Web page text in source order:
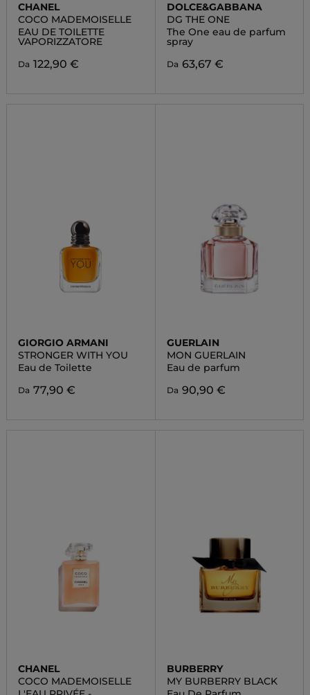
CHANEL
COCO MADEMOISELLE
EAU DE TOILETTE
VAPORIZZATORE
Da 122,90 €
DOLCE&GABBANA
DG THE ONE
The One eau de parfum
spray
Da 63,67 €
GIORGIO ARMANI
STRONGER WITH YOU
Eau de Toilette
Da 77,90 €
GUERLAIN
MON GUERLAIN
Eau de parfum
Da 90,90 €
CHANEL
COCO MADEMOISELLE
BURBERRY
MY BURBERRY BLACK